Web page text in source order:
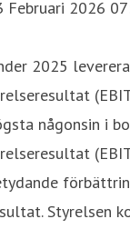
Februari 2026
2025
någonsin i
Styrelsen